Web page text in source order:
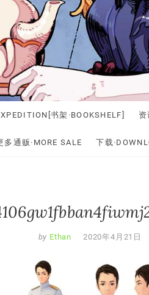
书架·BOOKSHELF] 资
多通贩·MORE SALE 下载
by Ethan 2020年4月21日